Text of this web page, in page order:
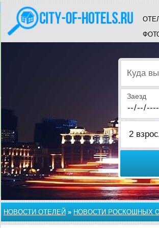
Куда вы
Заезд
НОВОСТИ ОТЕЛЕЙ » НОВОСТИ РОСКОШНЫХ